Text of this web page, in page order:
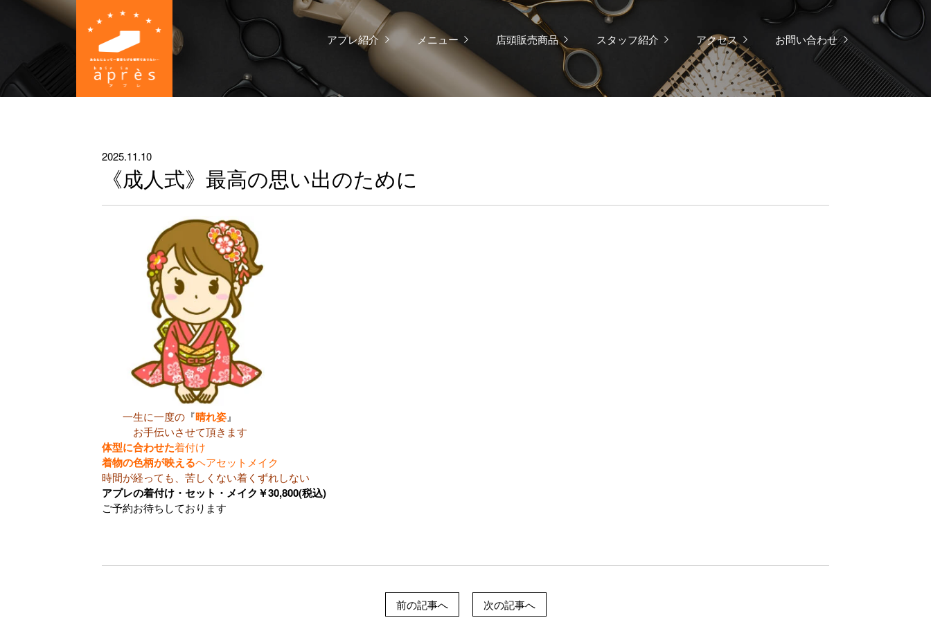
アプレ紹介 メニュー 店頭販売商品 スタッフ紹介 アクセス お問い合わせ
2025.11.10
《成人式》最高の思い出のために
一生に一度の 『晴れ姿』
お手伝いさせて頂きます
体型に合わせた着付け
着物の色柄が映えるヘアセットメイク
時間が経っても、苦しくない着くずれしない
アプレの着付け・セット・メイク￥30,800(税込)
ご予約お待ちしております
前の記事へ 次の記事へ